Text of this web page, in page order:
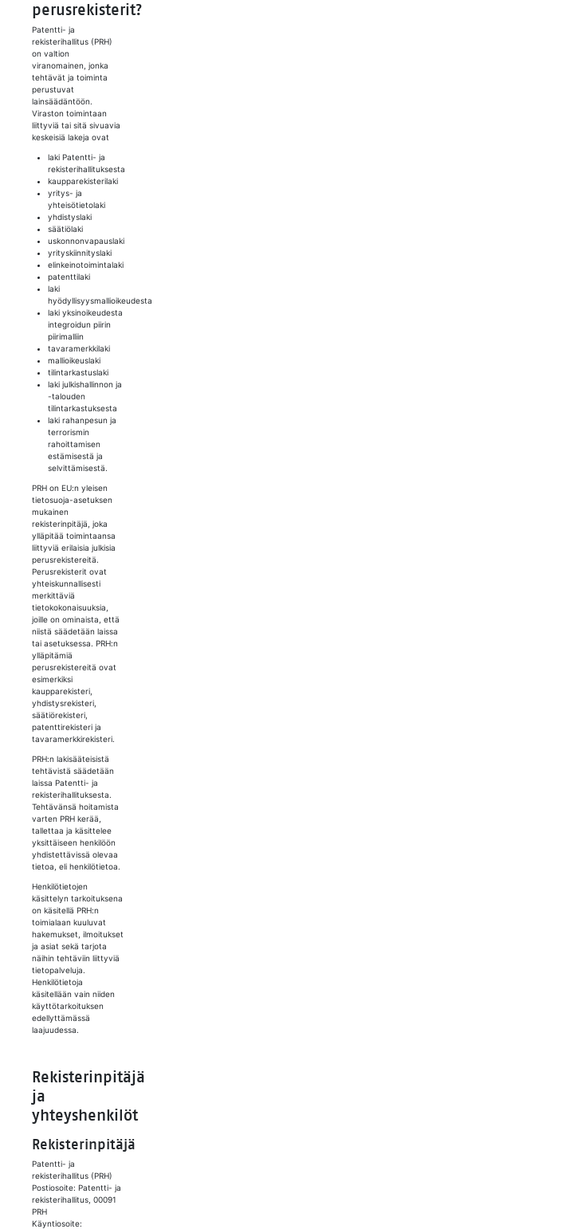
perusrekisterit?
Patentti- ja
rekisterihallitus (PRH)
on valtion
viranomainen, jonka
tehtävät ja toiminta
perustuvat
lainsäädäntöön.
Viraston toimintaan
liittyviä tai sitä sivuavia
keskeisiä lakeja ovat
laki Patentti- ja
rekisterihallituksesta
kaupparekisterilaki
yritys- ja
yhteisötietolaki
yhdistyslaki
säätiölaki
uskonnonvapauslaki
yrityskiinnityslaki
elinkeinotoimintalaki
patenttilaki
laki
hyödyllisyysmallioikeudesta
laki yksinoikeudesta
integroidun piirin
piirimalliin
tavaramerkkilaki
mallioikeuslaki
tilintarkastuslaki
laki julkishallinnon ja
-talouden
tilintarkastuksesta
laki rahanpesun ja
terrorismin
rahoittamisen
estämisestä ja
selvittämisestä.
PRH on EU:n yleisen
tietosuoja-asetuksen
mukainen
rekisterinpitäjä, joka
ylläpitää toimintaansa
liittyviä erilaisia julkisia
perusrekistereitä.
Perusrekisterit ovat
yhteiskunnallisesti
merkittäviä
tietokokonaisuuksia,
joille on ominaista, että
niistä säädetään laissa
tai asetuksessa. PRH:n
ylläpitämiä
perusrekistereitä ovat
esimerkiksi
kaupparekisteri,
yhdistysrekisteri,
säätiörekisteri,
patenttirekisteri ja
tavaramerkkirekisteri.
PRH:n lakisääteisistä
tehtävistä säädetään
laissa Patentti- ja
rekisterihallituksesta.
Tehtävänsä hoitamista
varten PRH kerää,
tallettaa ja käsittelee
yksittäiseen henkilöön
yhdistettävissä olevaa
tietoa, eli henkilötietoa.
Henkilötietojen
käsittelyn tarkoituksena
on käsitellä PRH:n
toimialaan kuuluvat
hakemukset, ilmoitukset
ja asiat sekä tarjota
näihin tehtäviin liittyviä
tietopalveluja.
Henkilötietoja
käsitellään vain niiden
käyttötarkoituksen
edellyttämässä
laajuudessa.
Rekisterinpitäjä
ja
yhteyshenkilöt
Rekisterinpitäjä
Patentti- ja
rekisterihallitus (PRH)
Postiosoite: Patentti- ja
rekisterihallitus, 00091
PRH
Käyntiosoite: